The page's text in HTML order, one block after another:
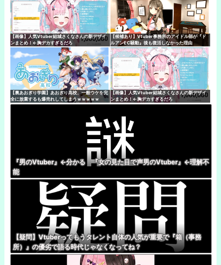
【画像】人気Vtuber結城さくなさんの新デザイ
ンまとめ！←胸デカすぎるだろ
【候補あり】Vtuber事務所のアイドル部が『ド
ルアンEC騒動』後も復活しなかった理由
【裏あおぎり学園】あおぎり高校、一般ウケを完
全に放棄するも爆売れしてしまうｗｗｗｗｗ
【画像】人気Vtuber結城さくなさんの新デザイ
ンまとめ！←胸デカすぎるだろ
『男のVtuber』←分かる 『女の見た目で声男のVtuber』←理解不
能
【疑問】Vtuberってもうタレント自体の人気が重要で『箱（事務
所）』の優劣で語る時代じゃなくなってね？